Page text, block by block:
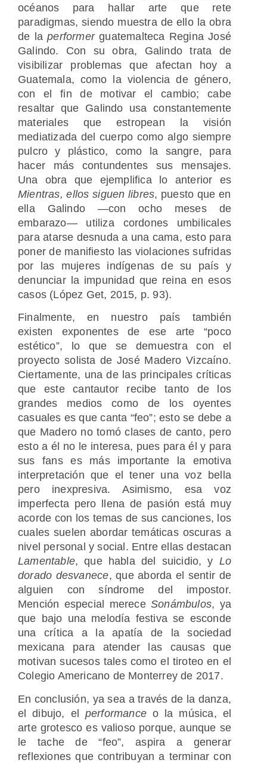
océanos para hallar arte que rete
paradigmas, siendo muestra de ello la obra
de laperformerguatemalteca Regina José
Galindo. Con su obra, Galindo trata de
visibilizar problemas que afectan hoy a
Guatemala, como la violencia de género,
con el fin de motivar el cambio; cabe
resaltar que Galindo usa constantemente
materiales que estropean la visión
mediatizada del cuerpo como algo siempre
pulcro y plástico, como la sangre, para
hacer más contundentes sus mensajes.
Una obra que ejemplifica lo anterior es
Mientras, ellos siguen libres, puesto que en
ella Galindo —con ocho meses de
embarazo— utiliza cordones umbilicales
para atarse desnuda a una cama, esto para
poner de manifiesto las violaciones sufridas
por las mujeres indígenas de su país y
denunciar la impunidad que reina en esos
casos (López Get, 2015, p. 93).
Finalmente, en nuestro país también
existen exponentes de ese arte “poco
estético”, lo que se demuestra con el
proyecto solista de José Madero Vizcaíno.
Ciertamente, una de las principales críticas
que este cantautor recibe tanto de los
grandes medios como de los oyentes
casuales es que canta “feo”; esto se debe a
que Madero no tomó clases de canto, pero
esto a él no le interesa, pues para él y para
sus fans es más importante la emotiva
interpretación que el tener una voz bella
pero inexpresiva. Asimismo, esa voz
imperfecta pero llena de pasión está muy
acorde con los temas de sus canciones, los
cuales suelen abordar temáticas oscuras a
nivel personal y social. Entre ellas destacan
Lamentable, que habla del suicidio, y Lo
dorado desvanece, que aborda el sentir de
alguien con síndrome del impostor.
Mención especial mereceSonámbulos, ya
que bajo una melodía festiva se esconde
una crítica a la apatía de la sociedad
mexicana para atender las causas que
motivan sucesos tales como el tiroteo en el
Colegio Americano de Monterrey de 2017.
En conclusión, ya sea a través de la danza,
el dibujo, el performance o la música, el
arte grotesco es valioso porque, aunque se
le tache de “feo”, aspira a generar
reflexiones que contribuyan a terminar con